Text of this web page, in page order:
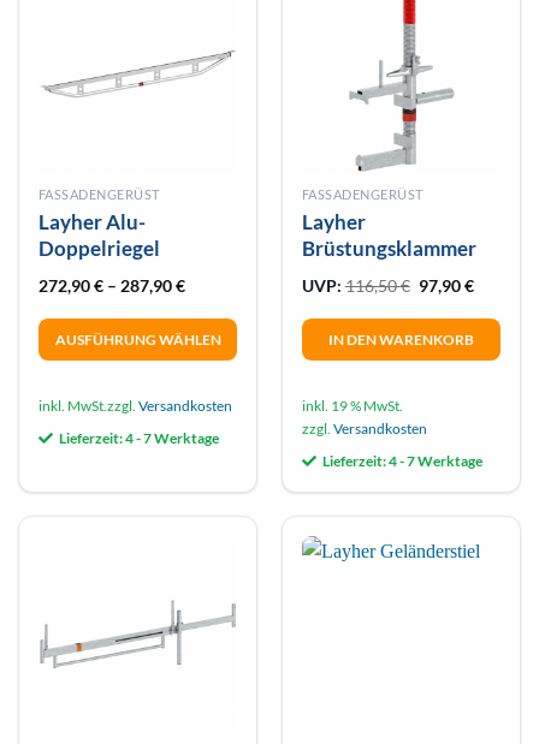
FASSADENGERÜST
Layher Alu-
Doppelriegel
272,90€– 287,90€
AUSFÜHRUNG WÄHLEN
Produkt
mehrere
auf.
Die
der
Produktseite
gewählt
inkl. MwSt. zzgl. Versandkosten
Lieferzeit:4 - 7 Werktage
FASSADENGERÜST
Layher
Brüstungsklammer
UVP: 116,50€ Ursprünglicher
97,90€
IN DEN WARENKORB
inkl. 19 % MwSt.
zzgl. Versandkosten
Lieferzeit:4 - 7 Werktage